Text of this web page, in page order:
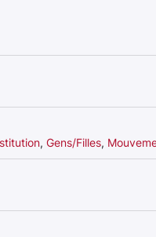
, Gens/Filles,